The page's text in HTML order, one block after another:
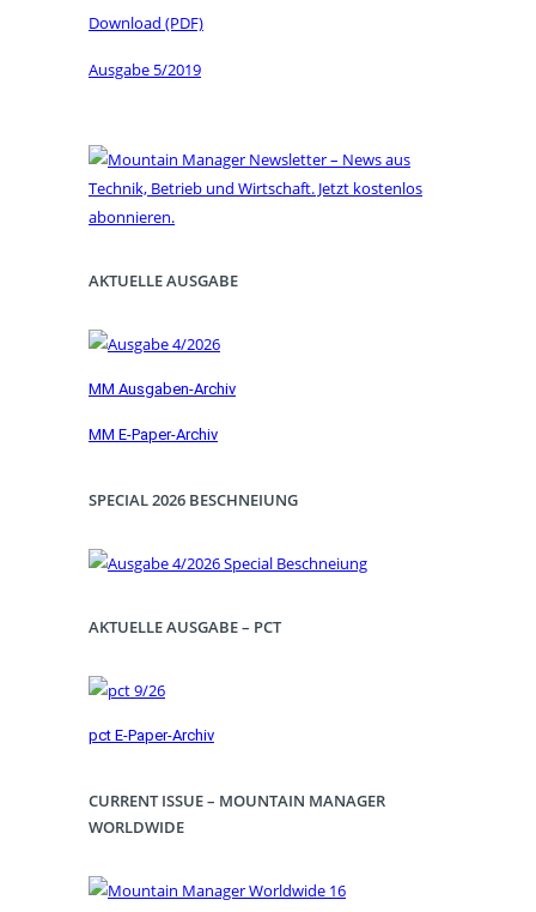
Download (PDF)
Ausgabe 5/2019
AKTUELLE AUSGABE
MM Ausgaben-Archiv
MM E-Paper-Archiv
SPECIAL 2026 BESCHNEIUNG
AKTUELLE AUSGABE – PCT
pct E-Paper-Archiv
CURRENT ISSUE – MOUNTAIN MANAGER
WORLDWIDE